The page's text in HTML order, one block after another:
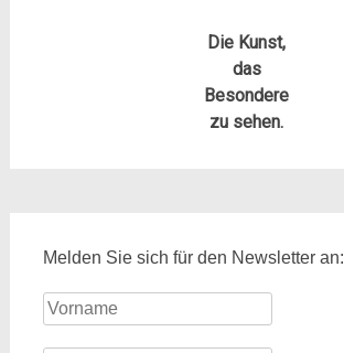
Die Kunst,
das
Besondere
zu sehen.
Melden Sie sich für den Newsletter an: